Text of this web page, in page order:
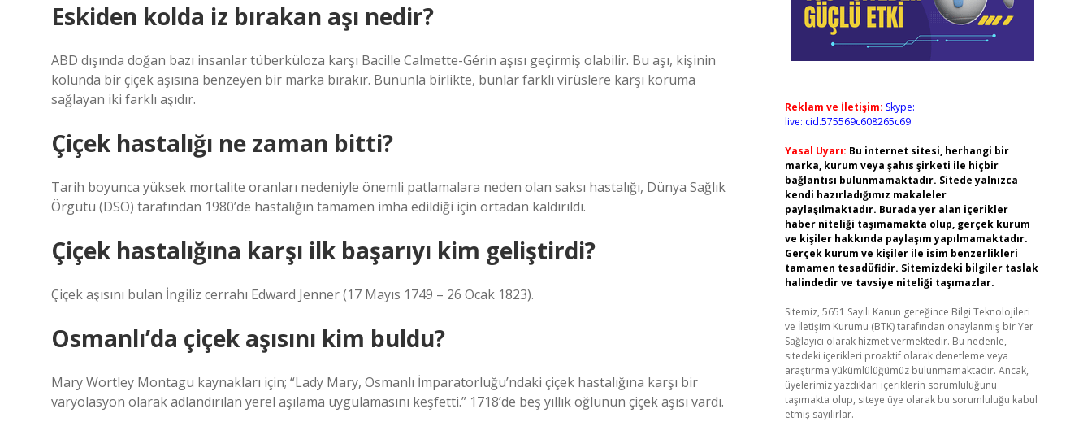
Eskiden kolda iz bırakan aşı nedir?
ABD dışında doğan bazı insanlar tüberküloza karşı Bacille Calmette-Gérin aşısı geçirmiş olabilir. Bu aşı, kişinin
kolunda bir çiçek aşısına benzeyen bir marka bırakır. Bununla birlikte, bunlar farklı virüslere karşı koruma
sağlayan iki farklı aşıdır.
Çiçek hastalığı ne zaman bitti?
Tarih boyunca yüksek mortalite oranları nedeniyle önemli patlamalara neden olan saksı hastalığı, Dünya Sağlık
Örgütü (DSO) tarafından 1980’de hastalığın tamamen imha edildiği için ortadan kaldırıldı.
Çiçek hastalığına karşı ilk başarıyı kim geliştirdi?
Çiçek aşısını bulan İngiliz cerrahı Edward Jenner (17 Mayıs 1749 – 26 Ocak 1823).
Osmanlı’da çiçek aşısını kim buldu?
Mary Wortley Montagu kaynakları için; “Lady Mary, Osmanlı İmparatorluğu’ndaki çiçek hastalığına karşı bir
varyolasyon olarak adlandırılan yerel aşılama uygulamasını keşfetti.” 1718’de beş yıllık oğlunun çiçek aşısı vardı.
Reklam ve İletişim: Skype:
live:.cid.575569c608265c69
Yasal Uyarı: Bu internet sitesi, herhangi bir
marka, kurum veya şahıs şirketi ile hiçbir
bağlantısı bulunmamaktadır. Sitede yalnızca
kendi hazırladığımız makaleler
paylaşılmaktadır. Burada yer alan içerikler
haber niteliği taşımamakta olup, gerçek kurum
ve kişiler hakkında paylaşım yapılmamaktadır.
Gerçek kurum ve kişiler ile isim benzerlikleri
tamamen tesadüfidir. Sitemizdeki bilgiler taslak
halindedir ve tavsiye niteliği taşımazlar.
Sitemiz, 5651 Sayılı Kanun gereğince Bilgi Teknolojileri
ve İletişim Kurumu (BTK) tarafından onaylanmış bir Yer
Sağlayıcı olarak hizmet vermektedir. Bu nedenle,
sitedeki içerikleri proaktif olarak denetleme veya
araştırma yükümlülüğümüz bulunmamaktadır. Ancak,
üyelerimiz yazdıkları içeriklerin sorumluluğunu
taşımakta olup, siteye üye olarak bu sorumluluğu kabul
etmiş sayılırlar.